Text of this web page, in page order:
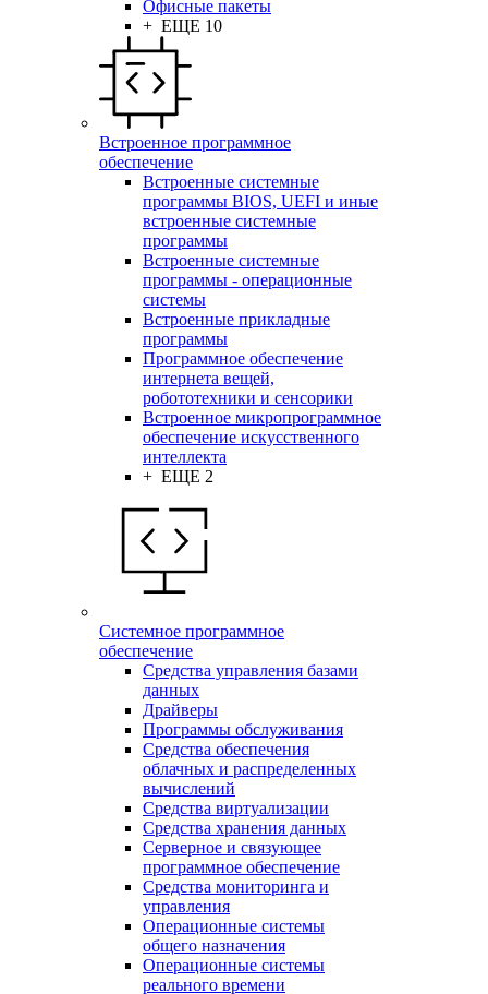
Офисные пакеты
+ ЕЩЕ 10
Встроенное программное
обеспечение
Встроенные системные
программы BIOS, UEFI и иные
встроенные системные
программы
Встроенные системные
программы - операционные
системы
Встроенные прикладные
программы
Программное обеспечение
интернета вещей,
робототехники и сенсорики
Встроенное микропрограммное
обеспечение искусственного
интеллекта
+ ЕЩЕ 2
Системное программное
обеспечение
Средства управления базами
данных
Драйверы
Программы обслуживания
Средства обеспечения
облачных и распределенных
вычислений
Средства виртуализации
Средства хранения данных
Серверное и связующее
программное обеспечение
Средства мониторинга и
управления
Операционные системы
общего назначения
Операционные системы
реального времени